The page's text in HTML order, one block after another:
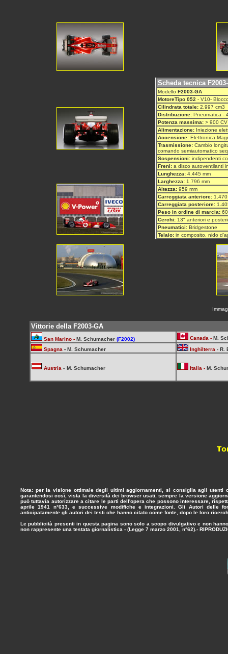
Scheda tecnica
Modello F2003-GA
MotoreTipo 052 - V10-
Cilindrata totale: 2.997 cm3
Distribuzione: Pneumatica -
Potenza massima: > 900
Alimentazione: Iniezione
Accensione: Elettronica
Trasmissione: Cambio
comando semiautomatico
Sospensioni: indipendenti
Freni: a disco autoventilanti
Lunghezza: 4.445 mm
Larghezza: 1.796 mm
Altezza: 959 mm
Carreggiata anteriore:
Carreggiata posteriore:
Peso in ordine di marcia:
Cerchi: 13" anteriori e
Pneumatici: Bridgestone
Telaio: in composito, nido
Vittorie della F2003-GA
San Marino - M. Schumacher (F2002) Canada - M.
Spagna - M. Schumacher Inghilterra - R.
Austria - M. Schumacher Italia - M.
Nota: per la visione ottimale degli ultimi aggiornamenti, si consiglia agli
garantendosi così, vista la diversità dei browser usati, sempre la versione
può tuttavia autorizzare a citare le parti dell'opera che possono interessare,
aprile 1941 n°633, e successive modifiche e integrazioni. Gli Autori delle
anticipatamente gli autori dei testi che hanno citato come fonte, dopo le loro
Le pubblicità presenti in questa pagina sono solo a scopo divulgativo e non
non rappresente una testata giornalistica - (Legge 7 marzo 2001, n°62).-